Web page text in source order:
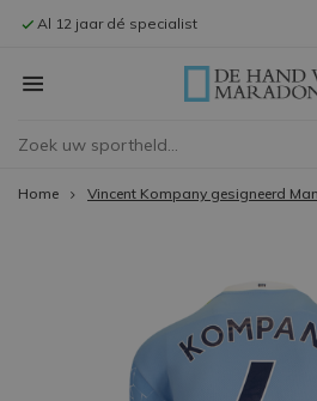
Al 12 jaar dé specialist
Home Vincent Kompany gesigneerd